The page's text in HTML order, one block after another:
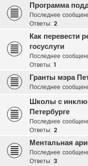
Программа
Последнее
Ответы: 2
Как перевести
госуслуги
Последнее
Ответы: 1
Гранты мэра
Последнее
Школы с
Петербурге
Последнее
Ответы: 2
Ментальная
Последнее
Ответы: 3